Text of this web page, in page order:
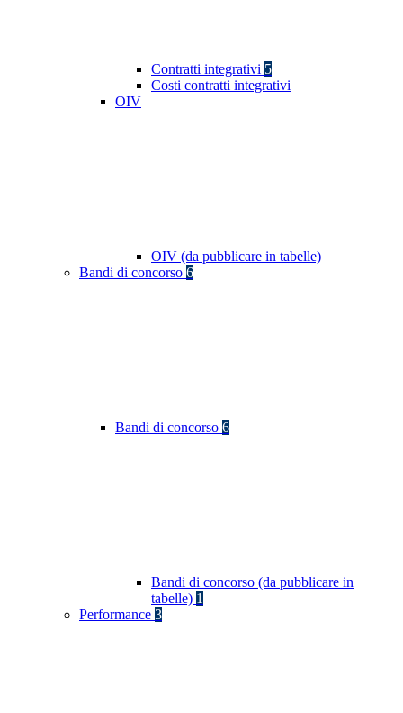
Contratti integrativi 5
Costi contratti integrativi
OIV
OIV (da pubblicare in tabelle)
Bandi di concorso 6
Bandi di concorso 6
Bandi di concorso (da pubblicare in
tabelle) 1
Performance 3